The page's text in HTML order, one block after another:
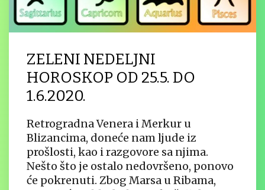
ZELENI NEDELJNI
HOROSKOP OD 25.5. DO
1.6.2020.
Retrogradna Venera i Merkur u
Blizancima, doneće nam ljude iz
prošlosti, kao i razgovore sa njima.
Nešto što je ostalo nedovršeno, ponovo
će pokrenuti. Zbog Marsa u Ribama,